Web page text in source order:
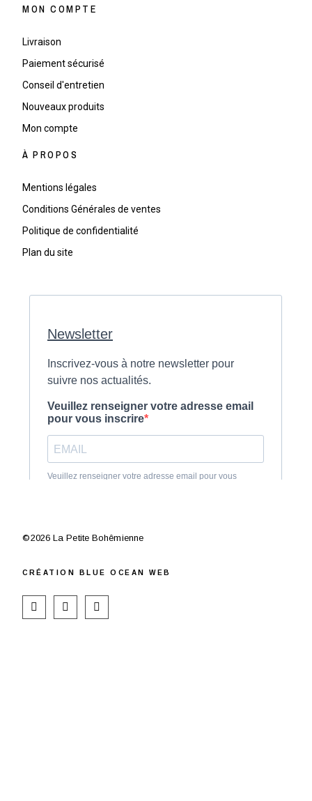
MON COMPTE
Livraison
Paiement sécurisé
Conseil d'entretien
Nouveaux produits
Mon compte
À PROPOS
Mentions légales
Conditions Générales de ventes
Politique de confidentialité
Plan du site
©2026 La Petite Bohêmienne
CR ÉATION BLUE OCEAN WEB